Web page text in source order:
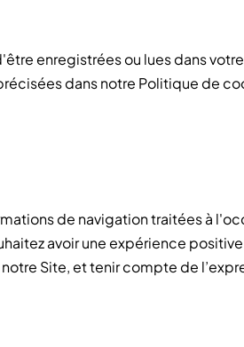
enregistrées ou lues dans
dans notre Politique de
de navigation traitées à
avoir une expérience
Site, et tenir compte de